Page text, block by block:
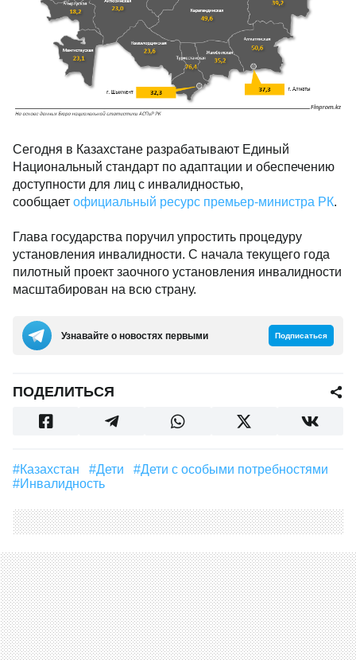
Сегодня в Казахстане разрабатывают Единый
Национальный стандарт по адаптации и обеспечению
доступности для лиц с инвалидностью,
сообщает официальный ресурс премьер-министра РК.
Глава государства поручил упростить процедуру
установления инвалидности. С начала текущего года
пилотный проект заочного установления инвалидности
масштабирован на всю страну.
Узнавайте о новостях первыми Подписаться
ПОДЕЛИТЬСЯ
#Казахстан #дети
#дети с особыми потребностями
#инвалидность